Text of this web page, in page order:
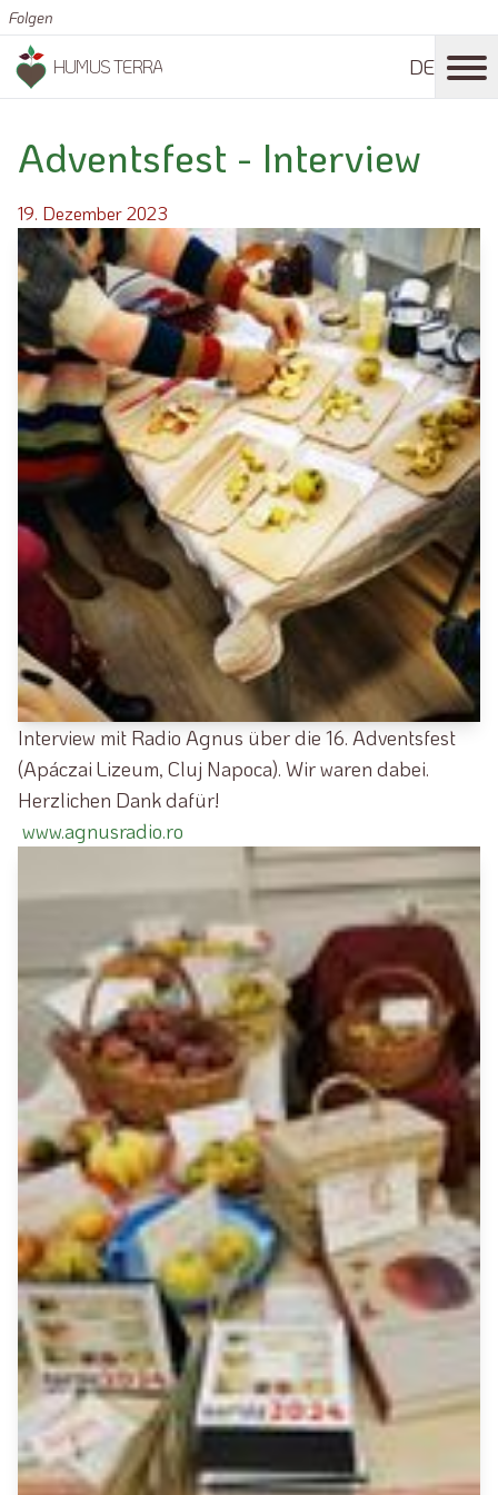
Folgen
HUMUS TERRA DE
Adventsfest - Interview
19. Dezember 2023
Interview mit Radio Agnus über die 16. Adventsfest
(Apáczai Lizeum, Cluj Napoca). Wir waren dabei.
Herzlichen Dank dafür!
www.agnusradio.ro